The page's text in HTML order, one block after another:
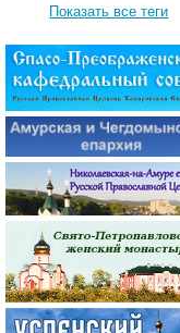
Показать все теги